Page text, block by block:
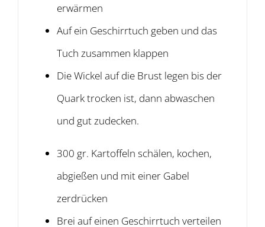
erwärmen
Auf ein Geschirrtuch geben und das
Tuch zusammen klappen
Die Wickel auf die Brust legen bis der
Quark trocken ist, dann abwaschen
und gut zudecken.
300 gr. Kartoffeln schälen, kochen,
abgießen und mit einer Gabel
zerdrücken
Brei auf einen Geschirrtuch verteilen